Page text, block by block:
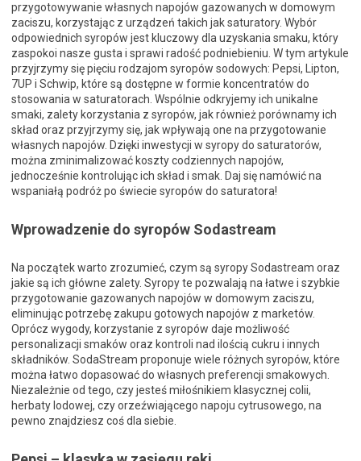
przygotowywanie własnych napojów gazowanych w domowym
zaciszu, korzystając z urządzeń takich jak saturatory. Wybór
odpowiednich syropów jest kluczowy dla uzyskania smaku, który
zaspokoi nasze gusta i sprawi radość podniebieniu. W tym artykule
przyjrzymy się pięciu rodzajom syropów sodowych: Pepsi, Lipton,
7UP i Schwip, które są dostępne w formie koncentratów do
stosowania w saturatorach. Wspólnie odkryjemy ich unikalne
smaki, zalety korzystania z syropów, jak również porównamy ich
skład oraz przyjrzymy się, jak wpływają one na przygotowanie
własnych napojów. Dzięki inwestycji w syropy do saturatorów,
można zminimalizować koszty codziennych napojów,
jednocześnie kontrolując ich skład i smak. Daj się namówić na
wspaniałą podróż po świecie syropów do saturatora!
Wprowadzenie do syropów Sodastream
Na początek warto zrozumieć, czym są syropy Sodastream oraz
jakie są ich główne zalety. Syropy te pozwalają na łatwe i szybkie
przygotowanie gazowanych napojów w domowym zaciszu,
eliminując potrzebę zakupu gotowych napojów z marketów.
Oprócz wygody, korzystanie z syropów daje możliwość
personalizacji smaków oraz kontroli nad ilością cukru i innych
składników. SodaStream proponuje wiele różnych syropów, które
można łatwo dopasować do własnych preferencji smakowych.
Niezależnie od tego, czy jesteś miłośnikiem klasycznej colii,
herbaty lodowej, czy orzeźwiającego napoju cytrusowego, na
pewno znajdziesz coś dla siebie.